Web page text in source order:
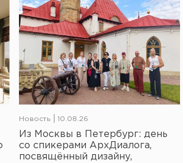
Новость 10.08.26
Из Москвы в Петербург: день
со спикерами АрхДиалога,
посвящённый дизайну,